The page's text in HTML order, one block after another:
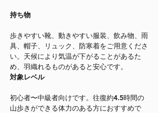
持ち物
歩きやすい靴、動きやすい服装、飲み物、雨
具、帽子、リュック、防寒着をご用意くださ
い。天候により気温が下がることがあるた
め、羽織れるものがあると安心です。
対象レベル
初心者〜中級者向けです。往復約4.5時間の
山歩きができる体力のある方におすすめで